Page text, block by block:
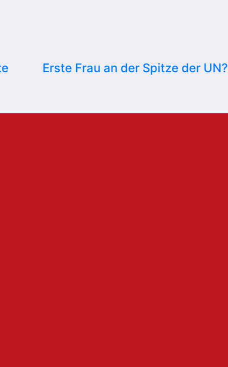
Erste Frau an der Spitze der UN?